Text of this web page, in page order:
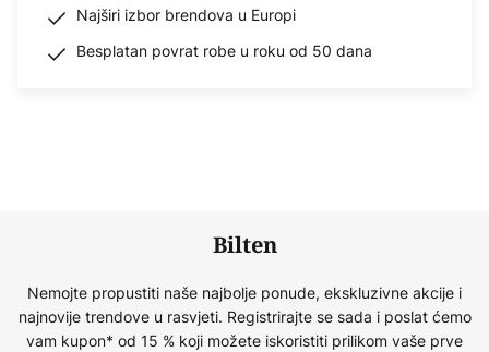
Najširi izbor brendova u Europi
Besplatan povrat robe u roku od 50 dana
Bilten
Nemojte propustiti naše najbolje ponude, ekskluzivne akcije i
najnovije trendove u rasvjeti. Registrirajte se sada i poslat ćemo
vam kupon* od 15 % koji možete iskoristiti prilikom vaše prve